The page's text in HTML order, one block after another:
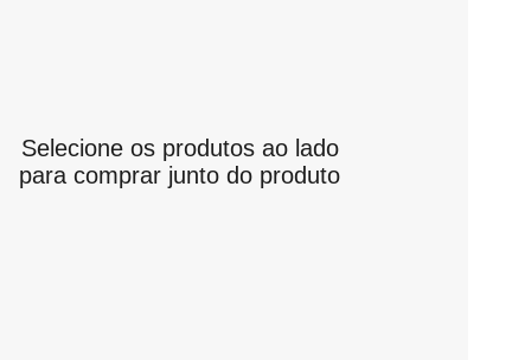
Selecione os produtos ao lado
para comprar junto do produto